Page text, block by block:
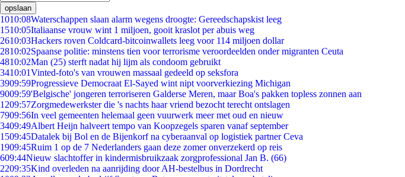
opslaan
1010:08Waterschappen slaan alarm wegens droogte: Gereedschapskist leeg
1510:05Italiaanse vrouw wint 1 miljoen, gooit kraslot per abuis weg
2610:03Hackers roven Coldcard-bitcoinwallets leeg voor 114 miljoen dollar
2810:02Spaanse politie: minstens tien voor terrorisme veroordeelden onder migranten Ceuta
4810:02Man (25) sterft nadat hij lijm als condoom gebruikt
3410:01Vinted-foto's van vrouwen massaal gedeeld op seksfora
3909:59Progressieve Democraat El-Sayed wint nipt voorverkiezing Michigan
9009:59'Belgische' jongeren terroriseren Galderse Meren, maar Boa's pakken topless zonnen aan
1209:57Zorgmedewerkster die 's nachts haar vriend bezocht terecht ontslagen
7909:56In veel gemeenten helemaal geen vuurwerk meer met oud en nieuw
3409:49Albert Heijn halveert tempo van Koopzegels sparen vanaf september
1509:45Datalek bij Bol en de Bijenkorf na cyberaanval op logistiek partner Ceva
1909:45Ruim 1 op de 7 Nederlanders gaan deze zomer onverzekerd op reis
609:44Nieuw slachtoffer in kindermisbruikzaak zorgprofessional Jan B. (66)
2209:35Kind overleden na aanrijding door AH-bestelbus in Dordrecht